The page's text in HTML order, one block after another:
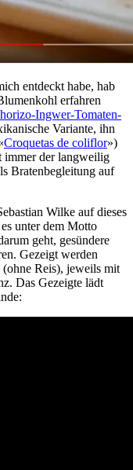
entdeckt habe, hab
erfahren
Ingwer-Tomaten-
Variante, ihn
Croquetas de coliflor»)
immer der langweilig
Bratenbegleitung auf
Wilke auf dieses
unter dem Motto
geht, gesündere
Gezeigt werden
(ohne Reis), jeweils mit
Das Gezeigte lädt